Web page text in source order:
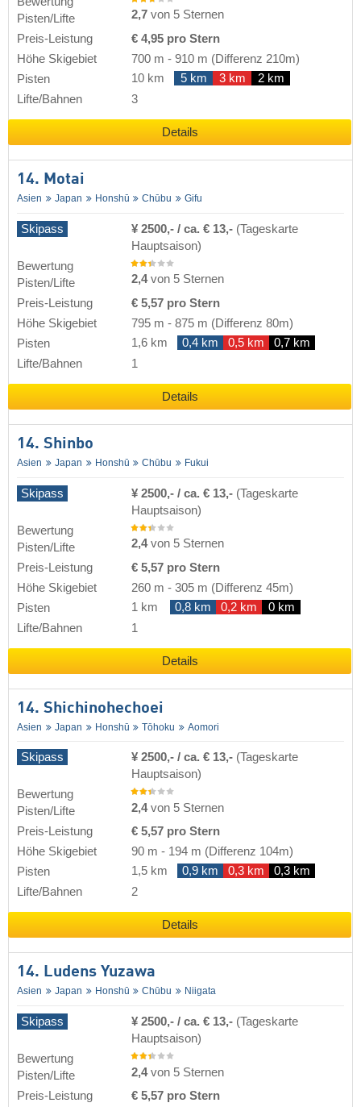
Pisten/Lifte
2,7 von 5 Sternen
Preis-Leistung
€ 4,95 pro Stern
Höhe Skigebiet
700 m - 910 m (Differenz 210m)
Pisten
10 km 5 km 3 km
2 km
Lifte/Bahnen
3
Details
14. Motai
Asien Japan Honshū Chūbu Gifu
Skipass ¥ 2500,- / ca. € 13,- (Tageskarte
Hauptsaison)
Bewertung
Pisten/Lifte
2,4von 5 Sternen
Preis-Leistung
€ 5,57 pro Stern
Höhe Skigebiet
795 m - 875 m (Differenz 80m)
Pisten
1,6 km 0,4 km 0,5 km
0,7 km
Lifte/Bahnen
1
Details
14. Shinbo
Asien Japan Honshū Chūbu Fukui
Skipass ¥ 2500,- / ca. € 13,- (Tageskarte
Hauptsaison)
Bewertung
Pisten/Lifte
2,4von 5 Sternen
Preis-Leistung
€ 5,57 pro Stern
Höhe Skigebiet
260 m - 305 m (Differenz 45m)
Pisten
1 km 0,8 km 0,2 km
0 km
Lifte/Bahnen
1
Details
14. Shichinohechoei
Asien Japan Honshū Tōhoku Aomori
Skipass ¥ 2500,- / ca. € 13,- (Tageskarte
Hauptsaison)
Bewertung
Pisten/Lifte
2,4von 5 Sternen
Preis-Leistung
€ 5,57 pro Stern
Höhe Skigebiet
90 m - 194 m (Differenz 104m)
Pisten
1,5 km 0,9 km 0,3 km
0,3 km
Lifte/Bahnen
2
Details
14. Ludens Yuzawa
Asien Japan Honshū Chūbu Niigata
Skipass ¥ 2500,- / ca. € 13,- (Tageskarte
Hauptsaison)
Bewertung
Pisten/Lifte
2,4von 5 Sternen
Preis-Leistung
€ 5,57 pro Stern